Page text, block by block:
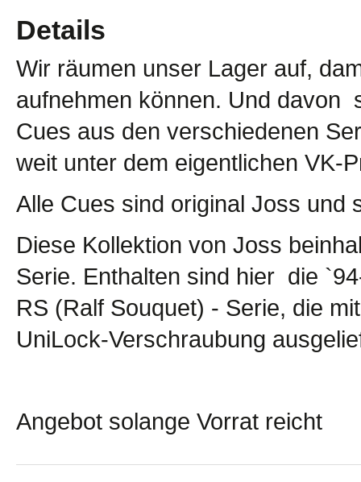
Details
Wir räumen unser Lager auf,
aufnehmen können. Und davon
Cues aus den verschiedenen
weit unter dem eigentlichen VK-
Alle Cues sind original Joss und
Diese Kollektion von Joss
Serie. Enthalten sind hier die
RS (Ralf Souquet) - Serie, die
UniLock-Verschraubung
Angebot solange Vorrat reicht